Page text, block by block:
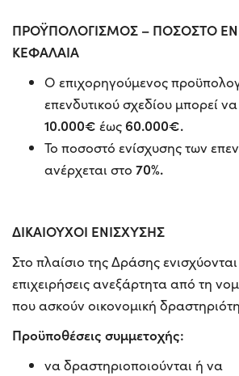
ΠΡΟΫΠΟΛΟΓΙΣΜΟΣ – ΠΟΣΟΣΤΟ
ΚΕΦΑΛΑΙΑ
Ο επιχορηγούμενος
επενδυτικού σχεδίου μπορεί
10.000€ έως60.000€.
Το ποσοστό ενίσχυσης των
ανέρχεται στο 70%.
ΔΙΚΑΙΟΥΧΟΙ ΕΝΙΣΧΥΣΗΣ
Στο πλαίσιο της Δράσης ενισχύονται
επιχειρήσεις ανεξάρτητα από τη
που ασκούν οικονομική
Προϋποθέσεις συμμετοχής:
να δραστηριοποιούνται ή να